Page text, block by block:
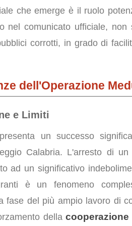
che emerge è il ruolo
nel comunicato ufficiale,
corrotti, in grado di
dell'Operazione
e Limiti
un successo
Calabria. L'arresto di
ad un significativo
è un fenomeno
fase del più ampio lavoro di
della